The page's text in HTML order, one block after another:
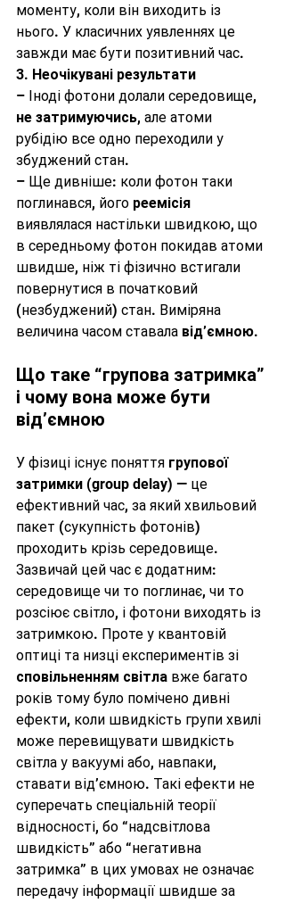
моменту, коли він виходить із
нього. У класичних уявленнях це
завжди має бути позитивний час.
3. Неочікувані результати
– Іноді фотони долали середовище,
не затримуючись, але атоми
рубідію все одно переходили у
збуджений стан.
– Ще дивніше: коли фотон таки
поглинався, його реемісія
виявлялася настільки швидкою, що
в середньому фотон покидав атоми
швидше, ніж ті фізично встигали
повернутися в початковий
(незбуджений) стан. Виміряна
величина часом ставала від’ємною.
Що таке “групова затримка”
і чому вона може бути
від’ємною
У фізиці існує поняття групової
затримки (group delay) — це
ефективний час, за який хвильовий
пакет (сукупність фотонів)
проходить крізь середовище.
Зазвичай цей час є додатним:
середовище чи то поглинає, чи то
розсіює світло, і фотони виходять із
затримкою. Проте у квантовій
оптиці та низці експериментів зі
сповільненням світла вже багато
років тому було помічено дивні
ефекти, коли швидкість групи хвилі
може перевищувати швидкість
світла у вакуумі або, навпаки,
ставати від’ємною. Такі ефекти не
суперечать спеціальній теорії
відносності, бо “надсвітлова
швидкість” або “негативна
затримка” в цих умовах не означає
передачу інформації швидше за